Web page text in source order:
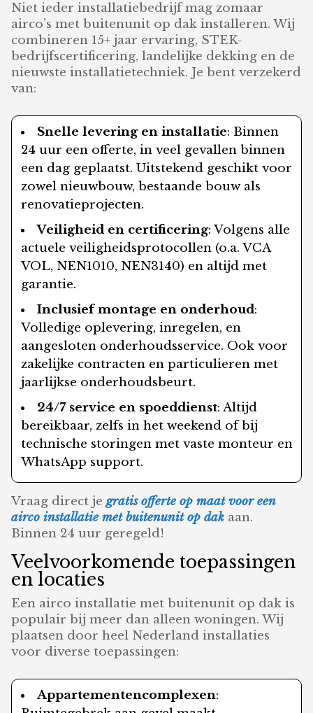
Niet ieder installatiebedrijf mag zomaar
airco’s met buitenunit op dak installeren. Wij
combineren 15+ jaar ervaring, STEK-
bedrijfscertificering, landelijke dekking en de
nieuwste installatietechniek. Je bent verzekerd
van:
Snelle levering en installatie: Binnen
24 uur een offerte, in veel gevallen binnen
een dag geplaatst. Uitstekend geschikt voor
zowel nieuwbouw, bestaande bouw als
renovatieprojecten.
Veiligheid en certificering: Volgens alle
actuele veiligheidsprotocollen (o.a. VCA
VOL, NEN1010, NEN3140) en altijd met
garantie.
Inclusief montage en onderhoud:
Volledige oplevering, inregelen, en
aangesloten onderhoudsservice. Ook voor
zakelijke contracten en particulieren met
jaarlijkse onderhoudsbeurt.
24/7 service en spoeddienst: Altijd
bereikbaar, zelfs in het weekend of bij
technische storingen met vaste monteur en
WhatsApp support.
Vraag direct jegratis offerte op maat voor een
airco installatie met buitenunit op dak aan.
Binnen 24 uur geregeld!
Veelvoorkomende toepassingen
en locaties
Een airco installatie met buitenunit op dak is
populair bij meer dan alleen woningen. Wij
plaatsen door heel Nederland installaties
voor diverse toepassingen:
Appartementencomplexen: